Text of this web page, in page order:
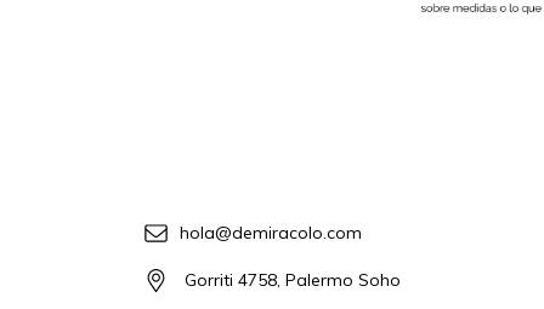
hola@demiracolo.com
Gorriti 4758, Palermo Soho